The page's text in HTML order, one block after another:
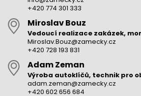
+420 774 301 333
Miroslav Bouz
Vedoucí realizace zakázek,
Miroslav.Bouz@zamecky.cz
+420 728 193 831
Adam Zeman
Výroba autoklíčů, technik pro
adam.zeman@zamecky.cz
+420 602 656 684